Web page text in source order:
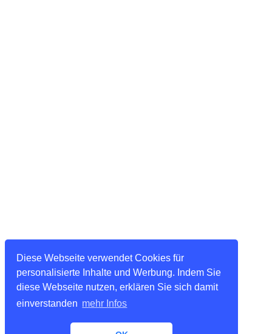
Diese Webseite verwendet Cookies für
personalisierte Inhalte und Werbung. Indem Sie
diese Webseite nutzen, erklären Sie sich damit
einverstanden mehr Infos